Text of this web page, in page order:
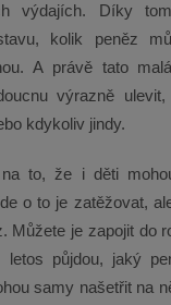
výdajích. Díky
kolik peněz
A právě tato
výrazně
kdykoliv jindy.
to, že i děti
o to je zatěžovat,
Můžete je zapojit do
letos půjdou, jaký
samy našetřit na